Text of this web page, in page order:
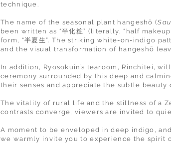
technique.
The name of the seasonal plant hangeshō (
been written as “半化粧” (literally, “half
form, “半夏生”. The striking white-on-indigo
and the visual transformation of hangeshō
In addition, Ryosokuin’s tearoom, Rinchitei,
ceremony surrounded by this deep and
their senses and appreciate the subtle beauty
The vitality of rural life and the stillness of a
contrasts converge, viewers are invited to
A moment to be enveloped in deep indigo,
we warmly invite you to experience the spirit